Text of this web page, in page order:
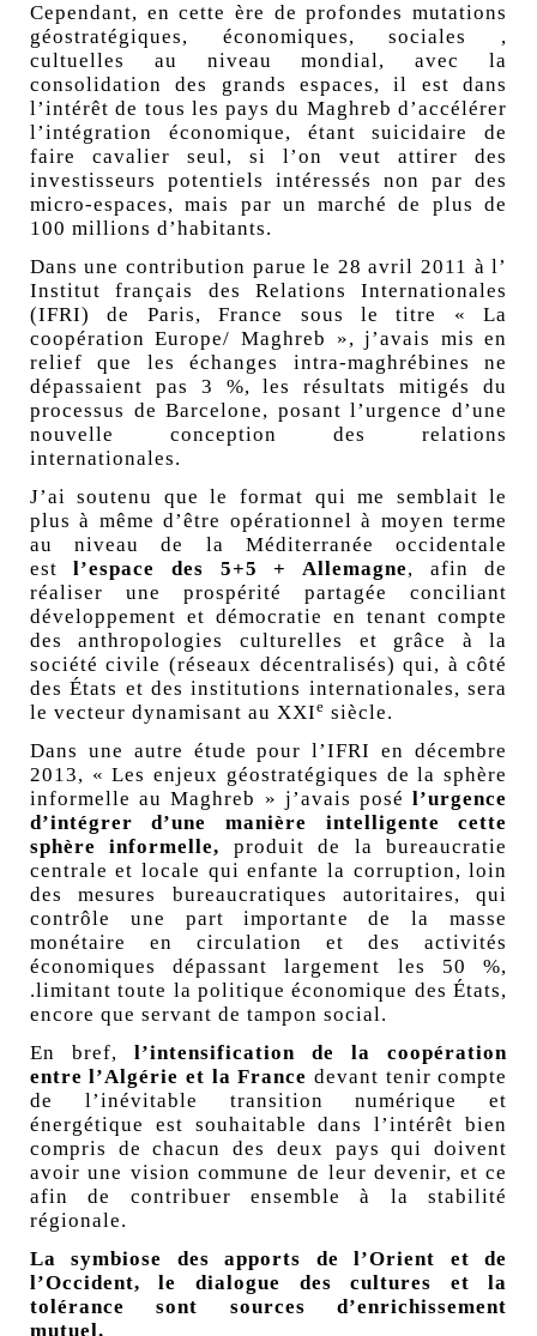
Cependant, en cette ère de profondes mutations
géostratégiques, économiques, sociales ,
cultuelles au niveau mondial, avec la
consolidation des grands espaces, il est dans
l’intérêt de tous les pays du Maghreb d’accélérer
l’intégration économique, étant suicidaire de
faire cavalier seul, si l’on veut attirer des
investisseurs potentiels intéressés non par des
micro-espaces, mais par un marché de plus de
100 millions d’habitants.
Dans une contribution parue le 28 avril 2011 à l’
Institut français des Relations Internationales
(IFRI) de Paris, France sous le titre «
La
coopération Europe/ Maghreb
», j’avais mis en
relief que les échanges intra-maghrébines ne
dépassaient pas 3
%, les résultats mitigés du
processus de Barcelone, posant l’urgence d’une
nouvelle conception des relations
internationales.
J’ai soutenu que le format qui me semblait le
plus à même d’être opérationnel à moyen terme
au niveau de la Méditerranée occidentale
estl’espace des 5+5 + Allemagne, afin de
réaliser une prospérité partagée conciliant
développement et démocratie en tenant compte
des anthropologies culturelles et grâce à la
société civile (réseaux décentralisés) qui, à côté
des États et des institutions internationales, sera
le vecteur dynamisant au XXIe siècle.
Dans une autre étude pour l’IFRI en décembre
2013, « Les enjeux géostratégiques de la sphère
informelle au Maghreb » j’avais posél’urgence
d’intégrer d’une manière intelligente cette
sphère informelle, produit de la bureaucratie
centrale et locale qui enfante la corruption, loin
des mesures bureaucratiques autoritaires, qui
contrôle une part importante de la masse
monétaire en circulation et des activités
économiques dépassant largement les 50
%,
.limitant toute la politique économique des États,
encore que servant de tampon social.
En bref, l’intensification de la coopération
entre l’Algérie et la France devant tenir compte
de l’inévitable transition numérique et
énergétique est souhaitable dans l’intérêt bien
compris de chacun des deux pays qui doivent
avoir une vision commune de leur devenir, et ce
afin de contribuer ensemble à la stabilité
régionale.
La symbiose des apports de l’Orient et de
l’Occident, le dialogue des cultures et la
tolérance sont sources d’enrichissement
mutuel.